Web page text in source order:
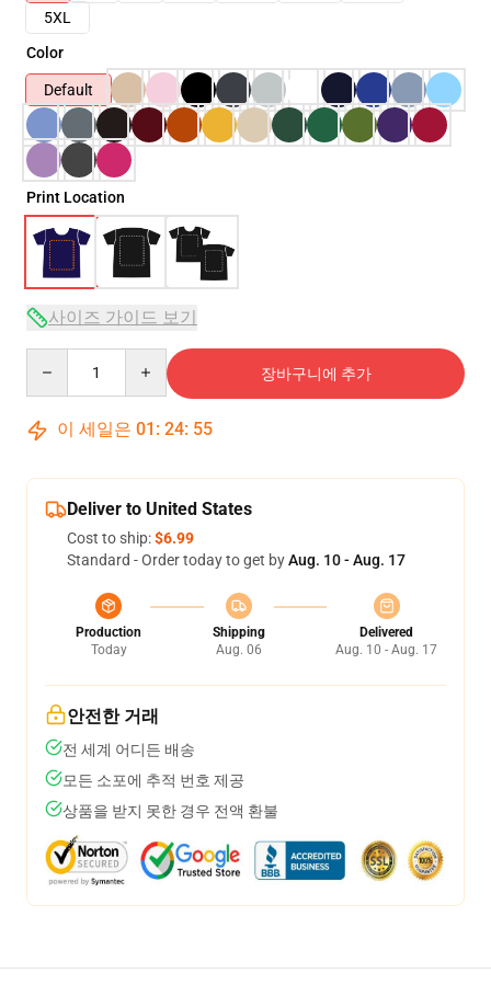
5XL
Color
Default
Print Location
사이즈 가이드 보기
장바구니에 추가
이 세일은 01 : 24: 54
Deliver to United States
Cost to ship:$6.99
Standard - Order today to get byAug. 10 - Aug. 17
Production
Today
Shipping
Aug. 06
Delivered
Aug. 10 - Aug. 17
안전한 거래
전 세계 어디든 배송
모든 소포에 추적 번호 제공
상품을 받지 못한 경우 전액 환불